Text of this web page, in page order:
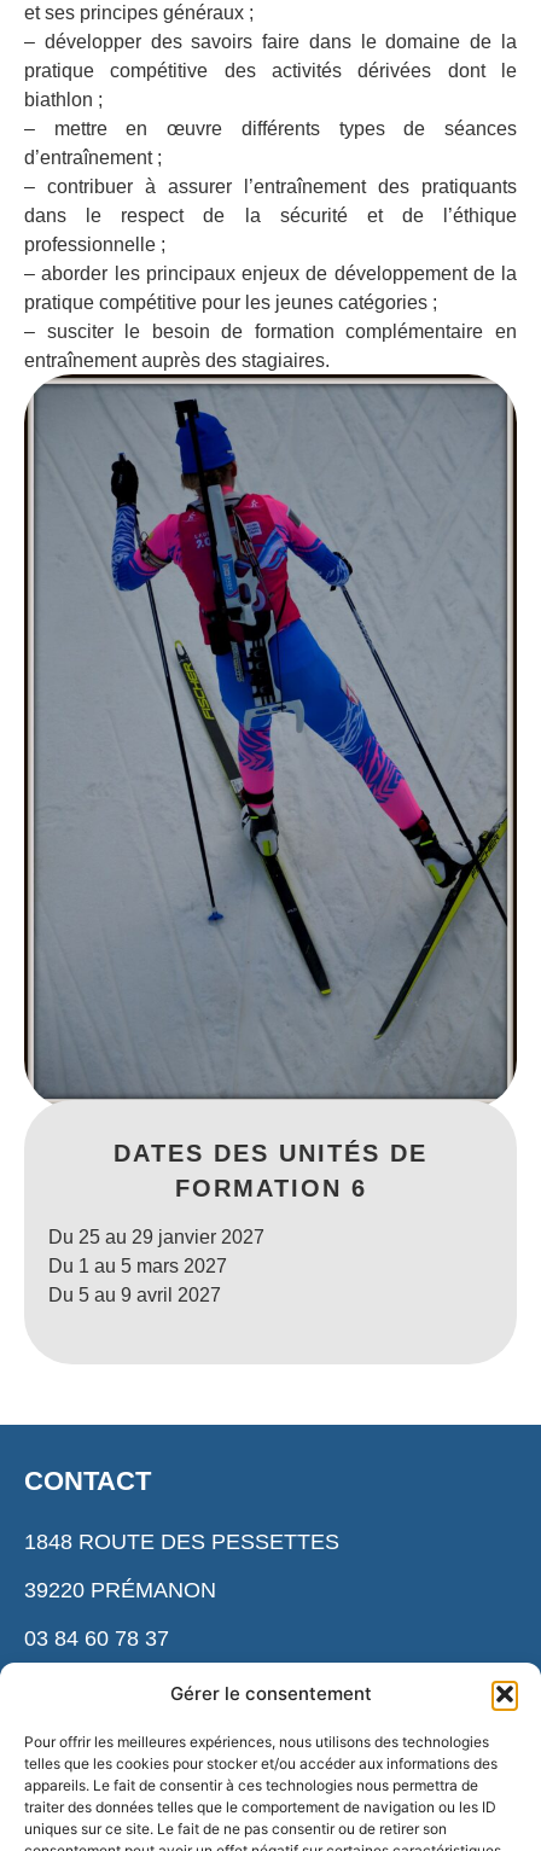
Gérer le consentement
Pour offrir les meilleures expériences, nous utilisons des technologies
telles que les cookies pour stocker et/ou accéder aux informations des
appareils. Le fait de consentir à ces technologies nous permettra de
traiter des données telles que le comportement de navigation ou les ID
uniques sur ce site. Le fait de ne pas consentir ou de retirer son
et ses principes généraux ;
– développer des savoirs faire dans le domaine de la
pratique compétitive des activités dérivées dont le
biathlon ;
– mettre en œuvre différents types de séances
d’entraînement ;
– contribuer à assurer l’entraînement des pratiquants
dans le respect de la sécurité et de l’éthique
professionnelle ;
– aborder les principaux enjeux de développement de la
pratique compétitive pour les jeunes catégories ;
– susciter le besoin de formation complémentaire en
entraînement auprès des stagiaires.
Programme UF6
DATES DES UNITÉS DE
FORMATION 6
Du 25 au 29 janvier 2027
Du 1 au 5 mars 2027
Du 5 au 9 avril 2027
CONTACT
1848 ROUTE DES PESSETTES
39220 PRÉMANON
03 84 60 78 37
cnsnmm.accueil@ensm. sports.gouv.fr
ESPACE PRESSE
NOS PARTENAIRES